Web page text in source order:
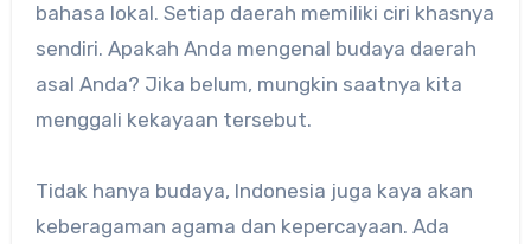
bahasa lokal. Setiap daerah memiliki ciri khasnya
sendiri. Apakah Anda mengenal budaya daerah
asal Anda? Jika belum, mungkin saatnya kita
menggali kekayaan tersebut.
Tidak hanya budaya, Indonesia juga kaya akan
keberagaman agama dan kepercayaan. Ada